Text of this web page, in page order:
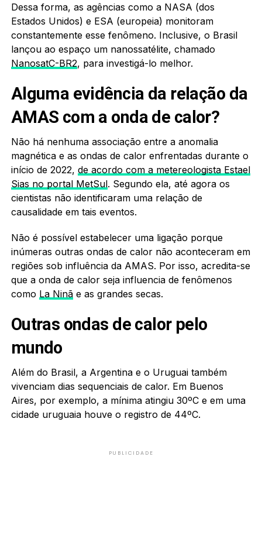
Dessa forma, as agências como a NASA (dos
Estados Unidos) e ESA (europeia) monitoram
constantemente esse fenômeno. Inclusive, o Brasil
lançou ao espaço um nanossatélite, chamado
NanosatC-BR2, para investigá-lo melhor.
Alguma evidência da relação da
AMAS com a onda de calor?
Não há nenhuma associação entre a anomalia
magnética e as ondas de calor enfrentadas durante o
início de 2022, de acordo com a metereologista Estael
Sias no portal MetSul. Segundo ela, até agora os
cientistas não identificaram uma relação de
causalidade em tais eventos.
Não é possível estabelecer uma ligação porque
inúmeras outras ondas de calor não aconteceram em
regiões sob influência da AMAS. Por isso, acredita-se
que a onda de calor seja influencia de fenômenos
como La Ninãe as grandes secas.
Outras ondas de calor pelo
mundo
Além do Brasil, a Argentina e o Uruguai também
vivenciam dias sequenciais de calor. Em Buenos
Aires, por exemplo, a mínima atingiu 30ºC e em uma
cidade uruguaia houve o registro de 44ºC.
PUBLICIDADE